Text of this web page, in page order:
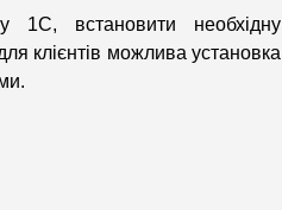
1С, встановити необхідну
клієнтів можлива установка